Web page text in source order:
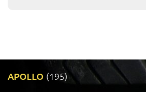
APOLLO (195)